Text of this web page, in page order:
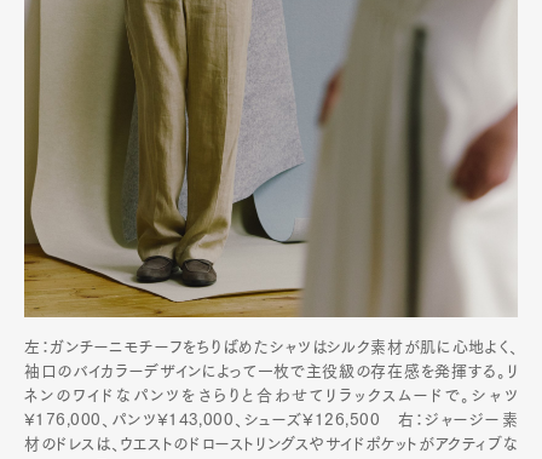
左：ガンチーニモチーフをちりばめたシャツはシルク素材が肌に心地よく、
袖口のバイカラーデザインによって一枚で主役級の存在感を発揮する。リ
ネンのワイドなパンツをさらりと合わせてリラックスムードで。シャツ
¥176,000、パンツ¥143,000、シューズ¥126,500 右：ジャージー素
材のドレスは、ウエストのドローストリングスやサイドポケットがアクティブな